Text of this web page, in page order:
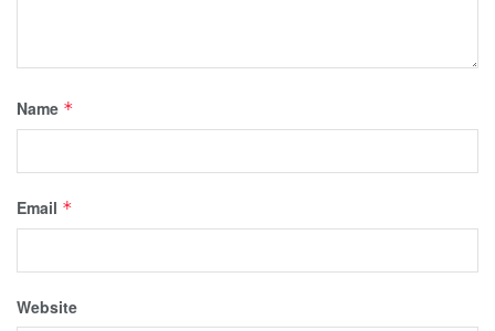
Name *
Email *
Website